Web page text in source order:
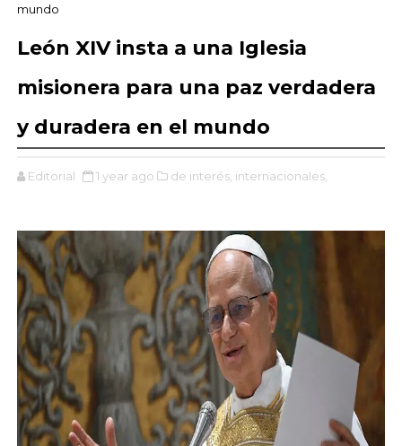
mundo
León XIV insta a una Iglesia
misionera para una paz verdadera
y duradera en el mundo
Editorial 1 year ago de interés, internacionales,